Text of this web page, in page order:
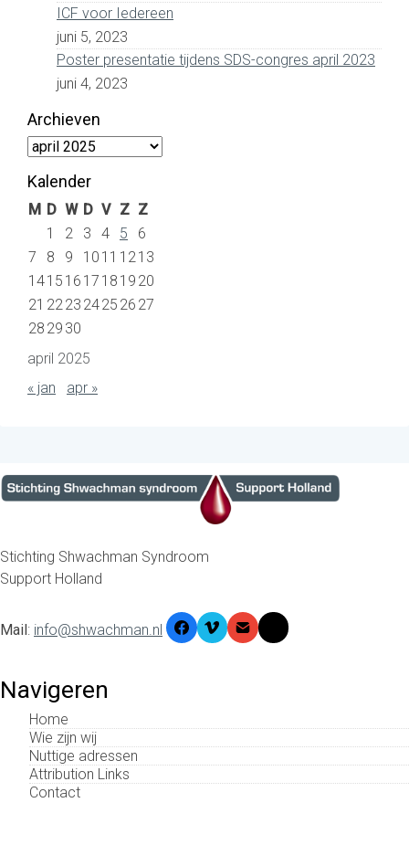
ICF voor Iedereen
juni 5, 2023
Poster presentatie tijdens SDS-congres april 2023
juni 4, 2023
Archieven
Archieven
Kalender
april 2025
M D W D V Z Z
1
2 3 4 5
6
7
8 9 10 11 1213
1415 16 17 18 19 20
21 2223 2425 26 27
28 29 30
« jan apr »
Stichting Shwachman Syndroom
Support Holland
Mail: info@shwachman.nl
Navigeren
Home
Wie zijn wij
Nuttige adressen
Attribution Links
Contact